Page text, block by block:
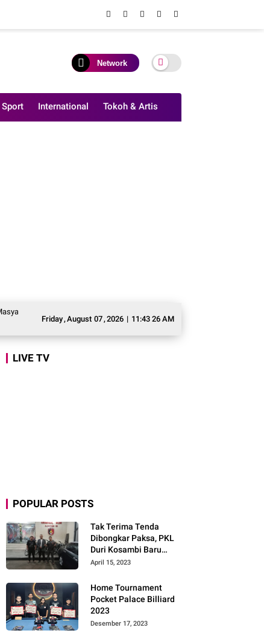
Network
Sport International Tokoh & Artis
Friday,August 07,2026 | 11:43 28 AM
Program Makan Bergizi Gratis agar Tepat Sasaran
LIVE TV
POPULAR POSTS
Tak Terima Tenda
Dibongkar Paksa, PKL
Duri Kosambi Baru
Gugat PT MD
April 15, 2023
Home Tournament
Pocket Palace Billiard
2023
Desember 17, 2023